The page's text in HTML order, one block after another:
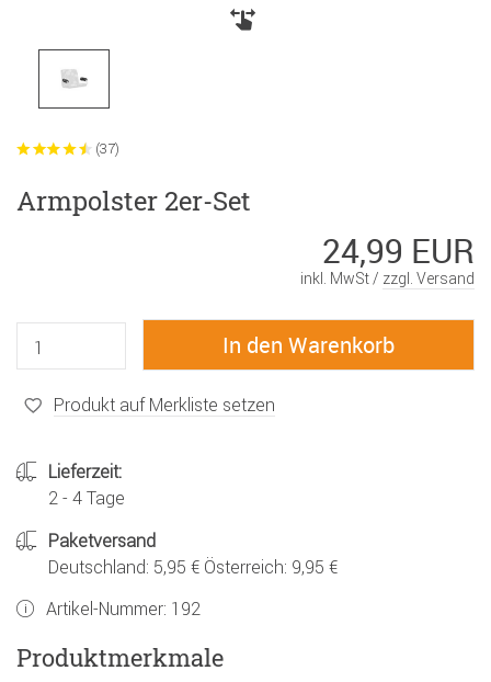
(37)
Armpolster 2er-Set
24,99 EUR
inkl. MwSt / zzgl. Versand
Produkt auf Merkliste setzen
Lieferzeit:
2 - 4 Tage
Paketversand
Deutschland: 5,95 € Österreich: 9,95 €
Artikel-Nummer: 192
Produktmerkmale